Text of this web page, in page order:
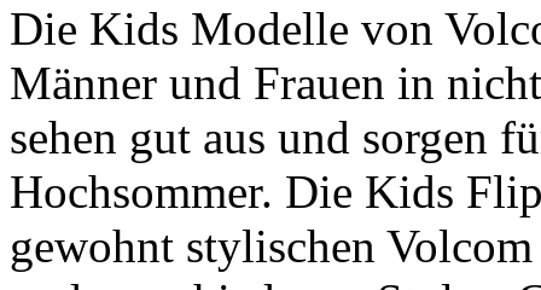
Die Kids Modelle von
Männer und Frauen in
sehen gut aus und sorgen
Hochsommer. Die Kids
gewohnt stylischen